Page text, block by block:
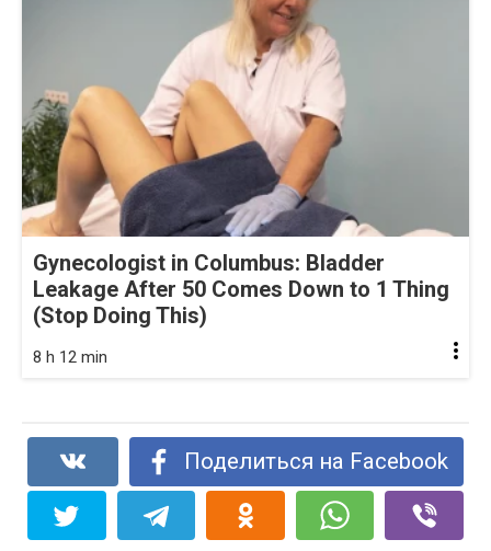
Gynecologist in Columbus: Bladder
Leakage After 50 Comes Down to 1 Thing
(Stop Doing This)
8 h 12 min
Поделиться на Facebook